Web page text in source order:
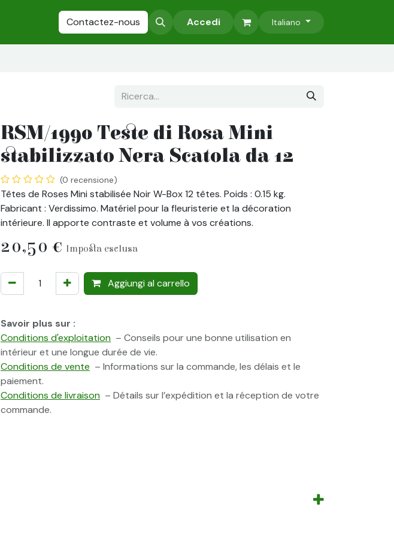
Alberi stabilizzati Accessori Pareti Verdi Stabilizzate
Contactez-nous Accedi Italiano
RSM/1990 Teste di Rosa Mini
stabilizzato Nera Scatola da 12
(0 recensione)
Têtes de Roses Mini stabilisée Noir W-Box 12 têtes. Poids : 0.15 kg.
Fabricant : Verdissimo. Matériel pour la fleuristerie et la décoration
intérieure. Il apporte contraste et volume à vos créations.
20,50 € Imposta esclusa
Aggiungi al carrello
Savoir plus sur :
Conditions d'exploitation – Conseils pour une bonne utilisation en
intérieur et une longue durée de vie.
Conditions de vente – Informations sur la commande, les délais et le
paiement.
Conditions de livraison – Détails sur l’expédition et la réception de votre
commande.